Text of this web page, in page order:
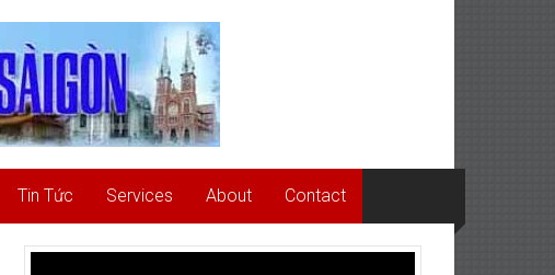
Tin Tức Services About Contact